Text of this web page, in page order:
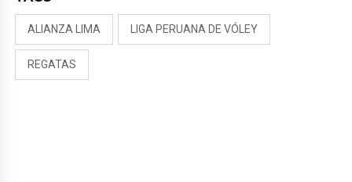
ALIANZA LIMA LIGA PERUANA DE VÓLEY
REGATAS